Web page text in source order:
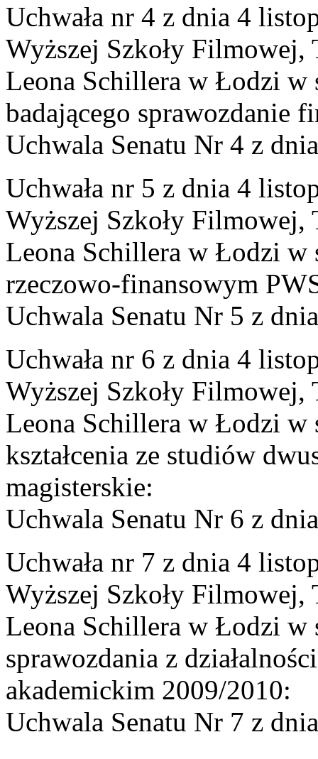
Uchwała nr 4 z dnia 4
Wyższej Szkoły
Leona Schillera w Łodzi
badającego sprawozdanie
Uchwala Senatu Nr 4 z
Uchwała nr 5 z dnia 4
Wyższej Szkoły
Leona Schillera w Łodzi w
rzeczowo-finansowym
Uchwala Senatu Nr 5 z
Uchwała nr 6 z dnia 4
Wyższej Szkoły
Leona Schillera w Łodzi
kształcenia ze studiów
magisterskie:
Uchwala Senatu Nr 6 z
Uchwała nr 7 z dnia 4
Wyższej Szkoły
Leona Schillera w Łodzi w
sprawozdania z
akademickim 2009/2010:
Uchwala Senatu Nr 7 z